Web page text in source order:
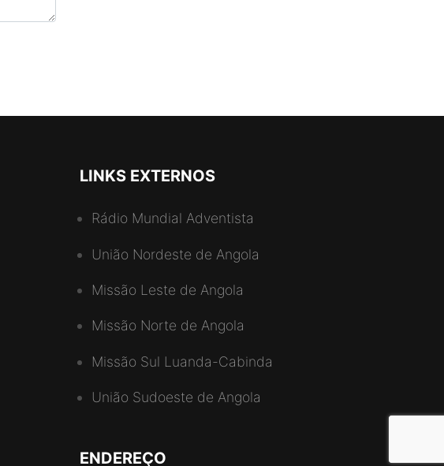
LINKS EXTERNOS
Rádio Mundial Adventista
União Nordeste de Angola
Missão Leste de Angola
Missão Norte de Angola
Missão Sul Luanda-Cabinda
União Sudoeste de Angola
ENDEREÇO